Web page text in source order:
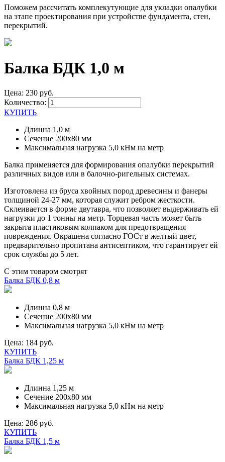
Поможем рассчитать комплекутующие для укладки опалубки
на этапе проектирования при устройстве фундамента, стен,
перекрытий.
Балка БДК 1,0 м
Цена: 230 руб.
Количество:
КУПИТЬ
Длинна 1,0 м
Сечение 200х80 мм
Максимальная нагрузка 5,0 кНм на метр
Балка применяется для формирования опалубки перекрытий
различных видов или в балочно-ригельных системах.
Изготовлена из бруса хвойных пород древесины и фанеры
толщиной 24-27 мм, которая служит ребром жесткости.
Склеивается в форме двутавра, что позволяет выдерживать ей
нагрузки до 1 тонны на метр. Торцевая часть может быть
закрыта пластиковым колпаком для предотвращения
повреждения. Окрашена согласно ГОСт в желтый цвет,
предварительно пропитана антисептиком, что гарантирует ей
срок службы до 5 лет.
С этим товаром смотрят
Балка БДК 0,8 м
Длинна 0,8 м
Сечение 200х80 мм
Максимальная нагрузка 5,0 кНм на метр
Цена: 184 руб.
КУПИТЬ
Балка БДК 1,25 м
Длинна 1,25 м
Сечение 200х80 мм
Максимальная нагрузка 5,0 кНм на метр
Цена: 286 руб.
КУПИТЬ
Балка БДК 1,5 м